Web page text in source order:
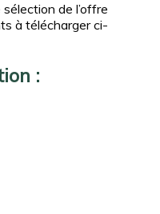
de l’offre
à télécharger ci-
: